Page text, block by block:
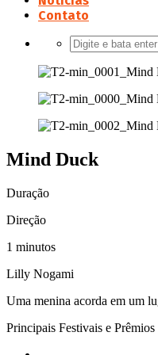
Contato
Mind Duck
Duração
Direção
1 minutos
Lilly Nogami
Uma menina acorda em um
Principais Festivais e Prêmios